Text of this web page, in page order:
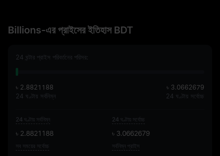
Billions-এর প্রাইসের ইতিহাস BDT
24 ঘন্টার প্রাইস পরিবর্তনের পরিসর:
৳ 2.8821188
24 ঘণ্টায় সর্বনিম্ন
৳ 3.0662679
24 ঘণ্টায় সর্বোচ্চ
24 ঘণ্টায় সর্বনিম্ন
৳ 2.8821188
24 ঘণ্টায় সর্বোচ্চ
৳ 3.0662679
সব সময়ের সর্বোচ্চ সর্বনিম্ন প্রাইস